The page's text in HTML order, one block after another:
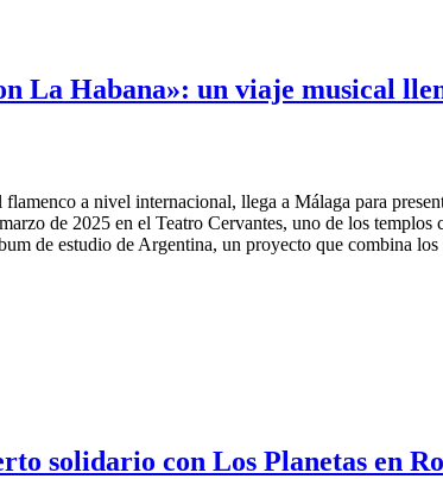
La Habana»: un viaje musical
flamenco a nivel internacional, llega a Málaga para
de 2025 en el Teatro Cervantes, uno de los
de estudio de Argentina, un proyecto que combina
solidario con Los Planetas en